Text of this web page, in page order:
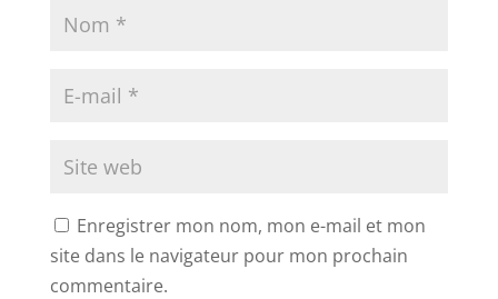
Enregistrer mon nom, mon e-mail et mon
site dans le navigateur pour mon prochain
commentaire.